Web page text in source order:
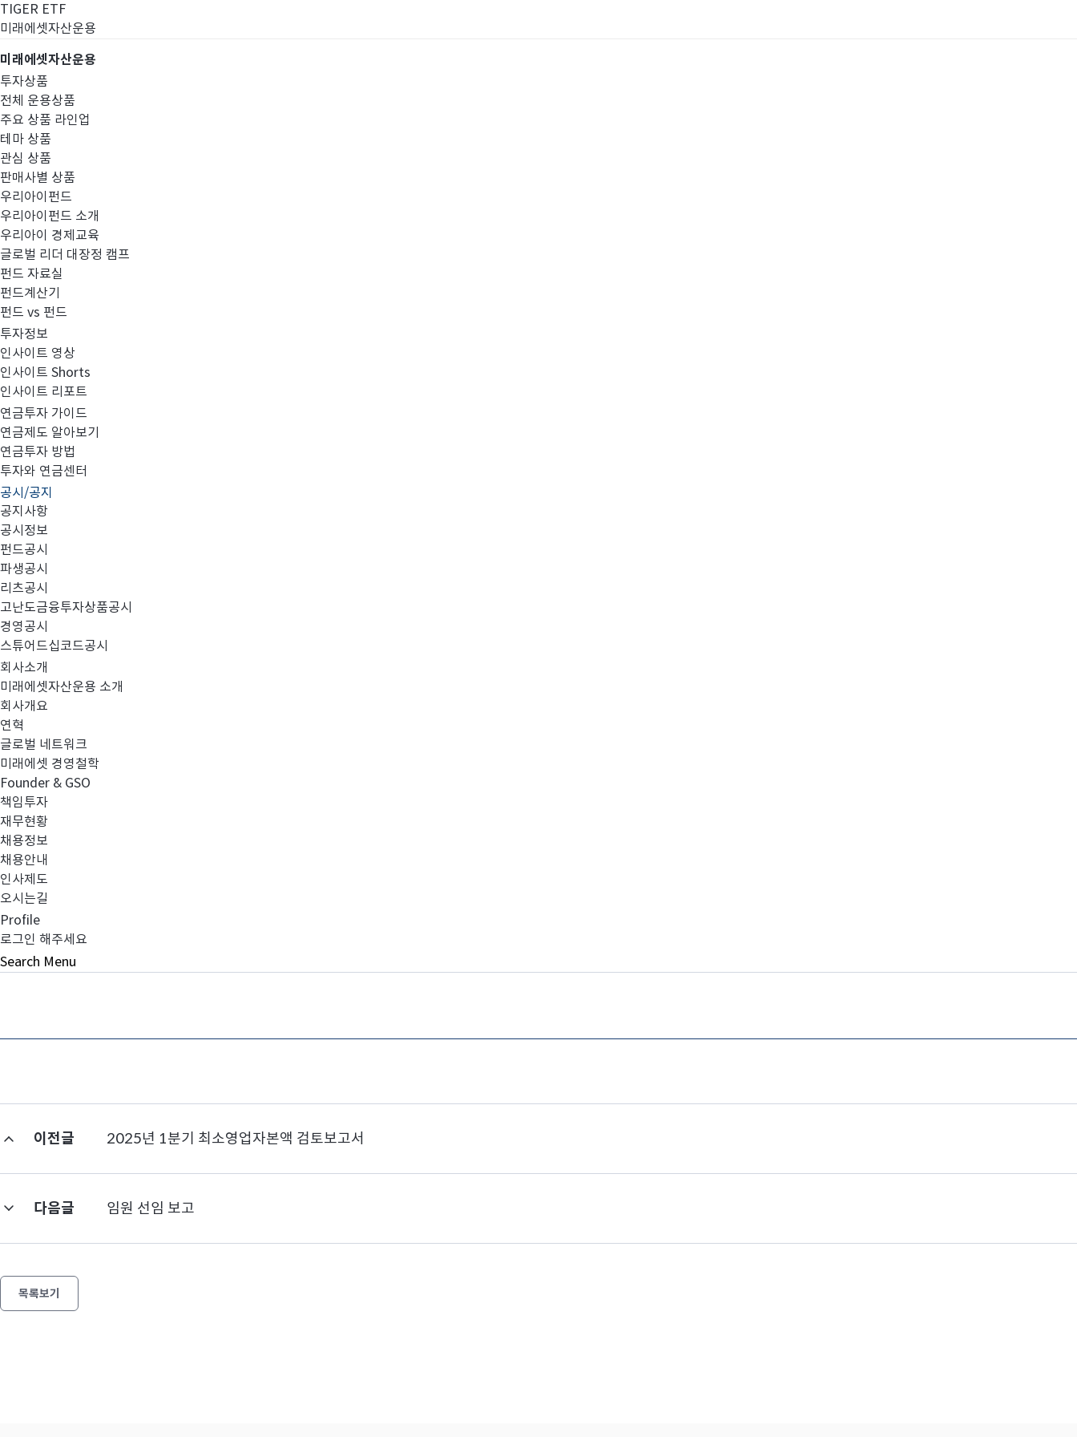
TIGER ETF
미래에셋자산운용
미래에셋자산운용
투자상품
전체 운용상품
주요 상품 라인업
테마 상품
관심 상품
판매사별 상품
우리아이펀드
우리아이펀드 소개
우리아이 경제교육
글로벌 리더 대장정 캠프
펀드 자료실
펀드계산기
펀드 vs 펀드
투자정보
인사이트 영상
인사이트 Shorts
인사이트 리포트
연금투자 가이드
연금제도 알아보기
연금투자 방법
투자와 연금센터
공시/공지
공지사항
공시정보
펀드공시
파생공시
리츠공시
고난도금융투자상품공시
경영공시
스튜어드십코드공시
회사소개
미래에셋자산운용 소개
회사개요
연혁
글로벌 네트워크
미래에셋 경영철학
Founder & GSO
책임투자
재무현황
채용정보
채용안내
인사제도
오시는길
Profile
로그인 해주세요
Search Menu
경영공시
직접판매 투자자 예탁금 이용료율 변경 안내
이전글 2025년 1분기 최소영업자본액 검토보고서
다음글 임원 선임 보고
목록보기